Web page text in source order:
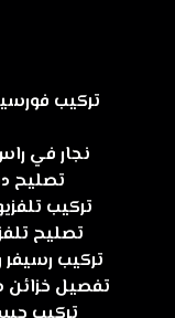
نجار في راس الخيمة
تصليح
تركيب
تصليح
تركيب رسيفر
تفصيل خزائن